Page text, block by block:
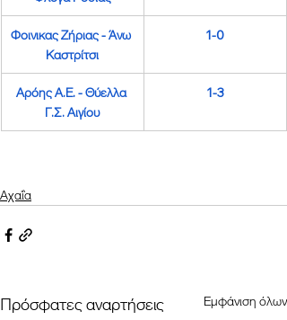
Φοινικας Ζήριας - Άνω
Καστρίτσι
1-0
Αρόης Α.Ε. - Θύελλα
Γ.Σ. Αιγίου
1-3
Αχαΐα
Πρόσφατες αναρτήσεις Εμφάνιση όλων